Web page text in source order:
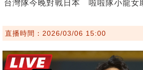
台灣隊今晚對戰日本 啦啦隊小龍女
直播時間：2026/03/06 15:00